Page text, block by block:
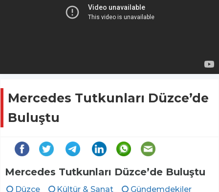
Mercedes Tutkunları Düzce’de
Buluştu
Mercedes Tutkunları Düzce’de Buluştu
Düzce Kültür & Sanat
Gündemdekiler